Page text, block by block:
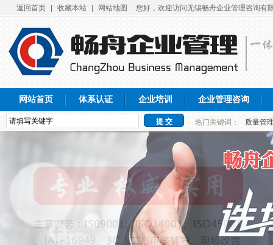
返回首页 收藏本站 网站地图 您好，欢迎访问无锡畅舟企业管理咨询有
网站首页 体系认证 企业培训 企业管理咨询
热门关键词： 质量管